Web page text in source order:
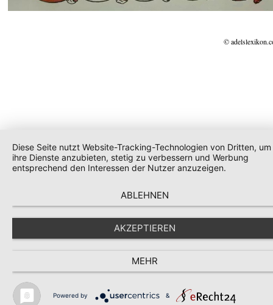
©
Diese Seite nutzt Website-Tracking-Technologien von Dritten, um
ihre Dienste anzubieten, stetig zu verbessern und Werbung
entsprechend den Interessen der Nutzer anzuzeigen.
ABLEHNEN
AKZEPTIEREN
MEHR
Powered by &